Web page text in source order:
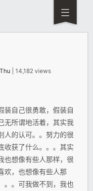
| 14,182 views
装自己很勇敢，假装自
无所谓地活着，其实我
人的认可。。努力的很
收获了什么。。。其实
也想像有些人那样，很
欢，也想像有些人那
。。可我做不到，我也